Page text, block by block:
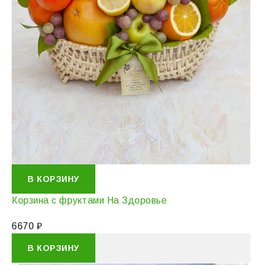
В КОРЗИНУ
Корзина с фруктами На Здоровье
6670 ₽
В КОРЗИНУ